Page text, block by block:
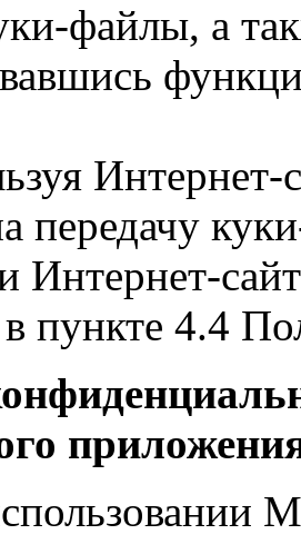
файлы, а
Интернет-
передачу
Интернет-
в пункте 4.4